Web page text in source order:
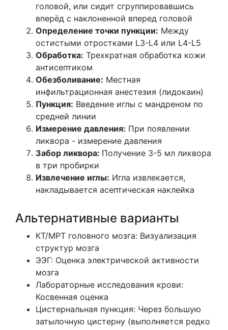
головой, или сидит сгруппировавшись
вперёд с наклоненной вперед головой
Определение точки пункции: Между
остистыми отростками L3-L4 или L4-L5
Обработка: Трехкратная обработка кожи
антисептиком
Обезболивание: Местная
инфильтрационная анестезия (лидокаин)
Пункция: Введение иглы с мандреном по
средней линии
Измерение давления: При появлении
ликвора - измерение давления
Забор ликвора: Получение 3-5 мл ликвора
в три пробирки
Извлечение иглы: Игла извлекается,
накладывается асептическая наклейка
Альтернативные варианты
КТ/МРТ головного мозга: Визуализация
структур мозга
ЭЭГ: Оценка электрической активности
мозга
Лабораторные исследования крови:
Косвенная оценка
Цистернальная пункция: Через большую
затылочную цистерну (выполняется редко